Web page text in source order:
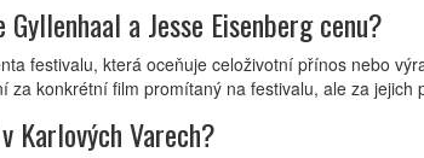
a Jesse Eisenberg cenu?
festivalu, která oceňuje celoživotní přínos nebo
za konkrétní film promítaný na festivalu, ale za jejich
Karlových Varech?